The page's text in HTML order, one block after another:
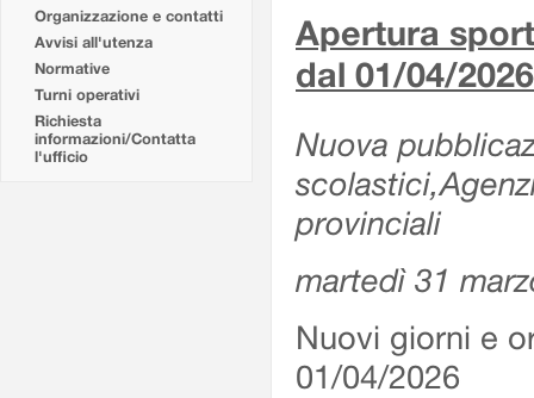
Organizzazione e contatti
Avvisi all'utenza
Normative
Turni operativi
Richiesta
informazioni/Contatta
l'ufficio
Apertura
dal 01/04/2026
Nuova
provinciali
martedì 31
Nuovi giorni e
01/04/2026